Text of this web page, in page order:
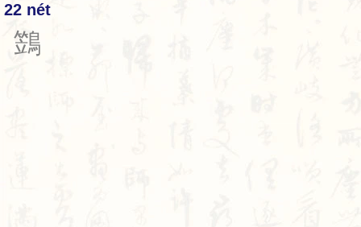
22 nét
鷑